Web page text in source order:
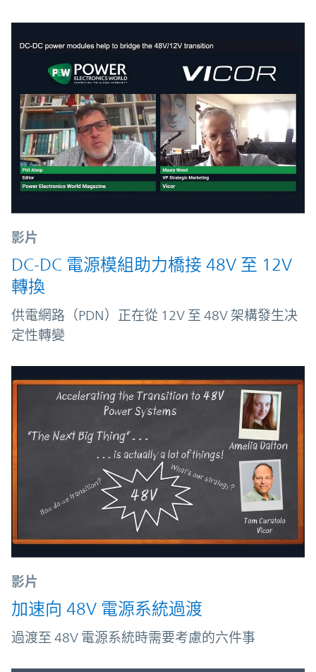
影片
DC-DC 電源模組助力橋接 48V 至 12V
轉換
供電網路（PDN）正在從 12V 至 48V 架構發生决
定性轉變
影片
加速向 48V 電源系統過渡
過渡至 48V 電源系統時需要考慮的六件事